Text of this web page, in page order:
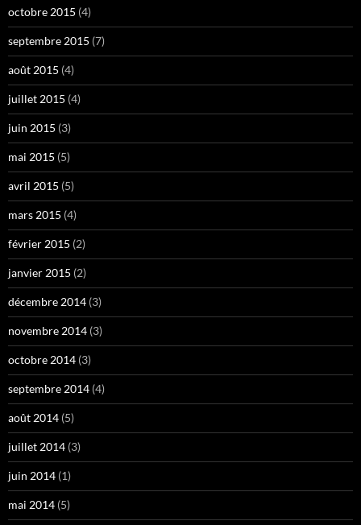
octobre 2015 (4)
septembre 2015 (7)
août 2015 (4)
juillet 2015 (4)
juin 2015 (3)
mai 2015 (5)
avril 2015 (5)
mars 2015 (4)
février 2015 (2)
janvier 2015 (2)
décembre 2014 (3)
novembre 2014 (3)
octobre 2014 (3)
septembre 2014 (4)
août 2014 (5)
juillet 2014 (3)
juin 2014 (1)
mai 2014 (5)